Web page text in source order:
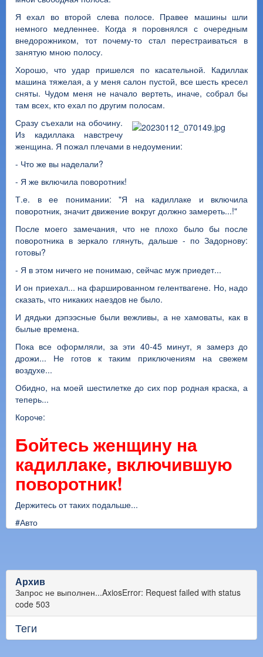
Я ехал во второй слева полосе. Правее машины шли
немного медленнее. Когда я поровнялся с очередным
внедорожником, тот почему-то стал перестраиваться в
занятую мною полосу.
Хорошо, что удар пришелся по касательной. Кадиллак
машина тяжелая, а у меня салон пустой, все шесть кресел
сняты. Чудом меня не начало вертеть, иначе, собрал бы
там всех, кто ехал по другим полосам.
Сразу съехали на обочину.
Из кадиллака навстречу
женщина. Я пожал плечами в недоумении:
- Что же вы наделали?
- Я же включила поворотник!
Т.е. в ее понимании: "Я на кадиллаке и включила
поворотник, значит движение вокруг должно замереть...!"
После моего замечания, что не плохо было бы после
поворотника в зеркало глянуть, дальше - по Задорнову:
готовы?
- Я в этом ничего не понимаю, сейчас муж приедет...
И он приехал... на фаршированном гелентвагене. Но, надо
сказать, что никаких наездов не было.
И дядьки дэпээсные были вежливы, а не хамоваты, как в
былые времена.
Пока все оформляли, за эти 40-45 минут, я замерз до
дрожи... Не готов к таким приключениям на свежем
воздухе...
Обидно, на моей шестилетке до сих пор родная краска, а
теперь...
Короче:
Бойтесь женщину на
кадиллаке, включившую
поворотник!
Держитесь от таких подальше...
#Авто
Архив
Запрос не выполнен...AxiosError: Request failed with status
code 503
Теги